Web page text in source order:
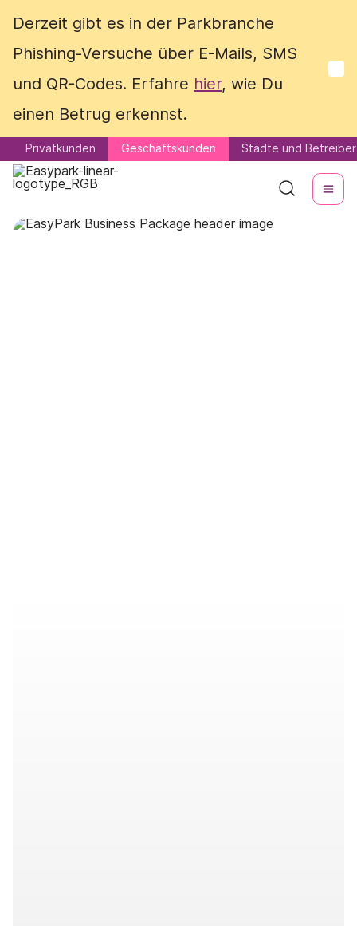
Derzeit gibt es in der Parkbranche
Phishing-Versuche über E-Mails, SMS
und QR-Codes. Erfahre hier, wie Du
einen Betrug erkennst.
Privatkunden Geschäftskunden Städte und Betreiber
Derzeit gibt es in der Parkbranche
Phishing-Versuche über E-Mails, SMS
und QR-Codes. Erfahre hier, wie Du
einen Betrug erkennst.
Privatkunden Geschäftskunden Städte und Betreiber